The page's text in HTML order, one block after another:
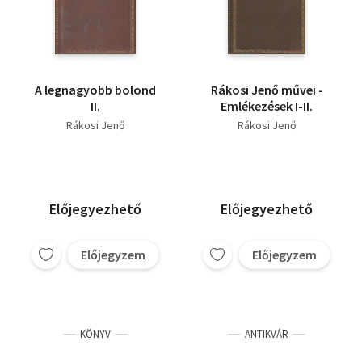
A legnagyobb bolond
II.
Rákosi Jenő
Előjegyezhető
Előjegyzem
Rákosi Jenő művei -
Emlékezések I-II.
Rákosi Jenő
Előjegyezhető
Előjegyzem
KÖNYV ANTIKVÁR